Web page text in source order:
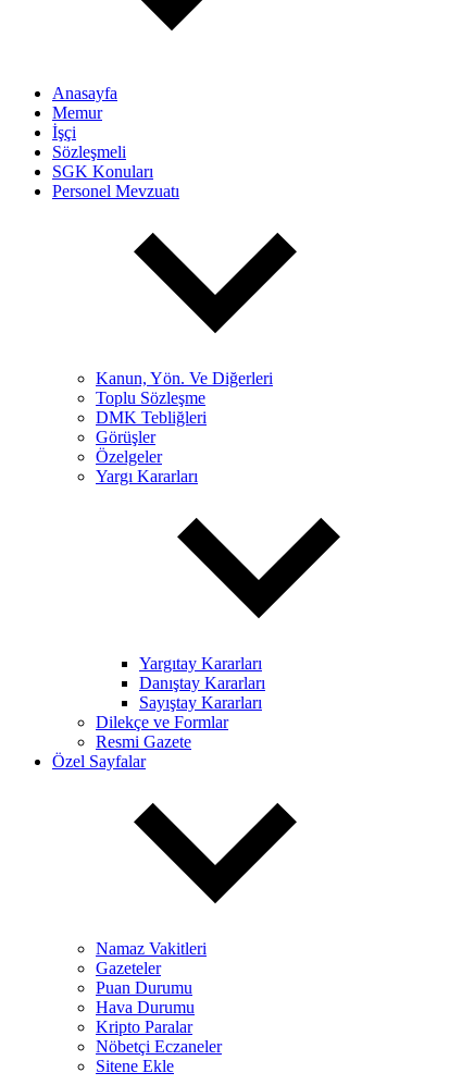
Anasayfa
Memur
İşçi
Sözleşmeli
SGK Konuları
Personel Mevzuatı
Kanun, Yön. Ve Diğerleri
Toplu Sözleşme
DMK Tebliğleri
Görüşler
Özelgeler
Yargı Kararları
Yargıtay Kararları
Danıştay Kararları
Sayıştay Kararları
Dilekçe ve Formlar
Resmi Gazete
Özel Sayfalar
Namaz Vakitleri
Gazeteler
Puan Durumu
Hava Durumu
Kripto Paralar
Nöbetçi Eczaneler
Sitene Ekle